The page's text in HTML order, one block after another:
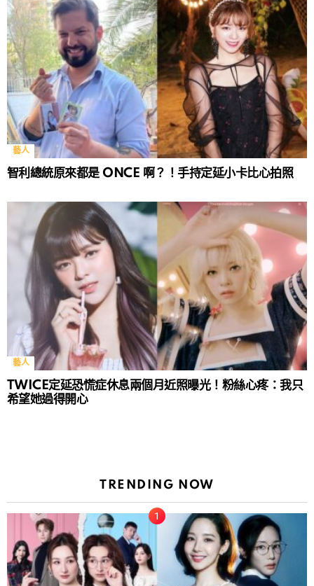
藝人
智利總統原來都是 ONCE 啊？！手持定延小卡比心拍照
藝人
TWICE定延恐慌症休息兩個月近照曝光！粉絲心疼：我只
希望她過得開心
TRENDING NOW